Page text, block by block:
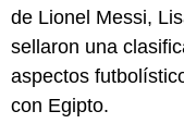
de Lionel Messi,
sellaron una
aspectos
con Egipto.